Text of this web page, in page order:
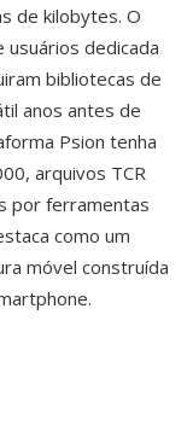
de kilobytes. O
dedicada
bibliotecas de
anos antes de
Psion tenha
arquivos TCR
por ferramentas
como um
móvel construída